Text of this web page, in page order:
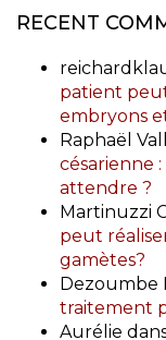
RECENT
patient
embryons
Raphaël
césarienne
attendre ?
Martinuzzi
peut
gamètes?
Dezoumbe
traitement
Aurélie